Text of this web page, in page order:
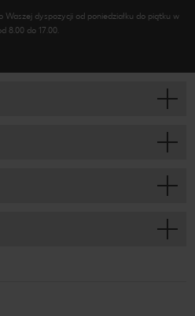
Waszej dyspozycji od poniedziałku do piątku w
8.00 do 17.00.